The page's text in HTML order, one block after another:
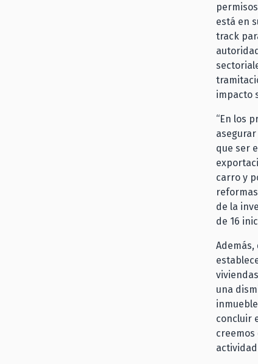
está en
track
impacto
“En los
que ser
carro y
de la
de 16
una
concluir